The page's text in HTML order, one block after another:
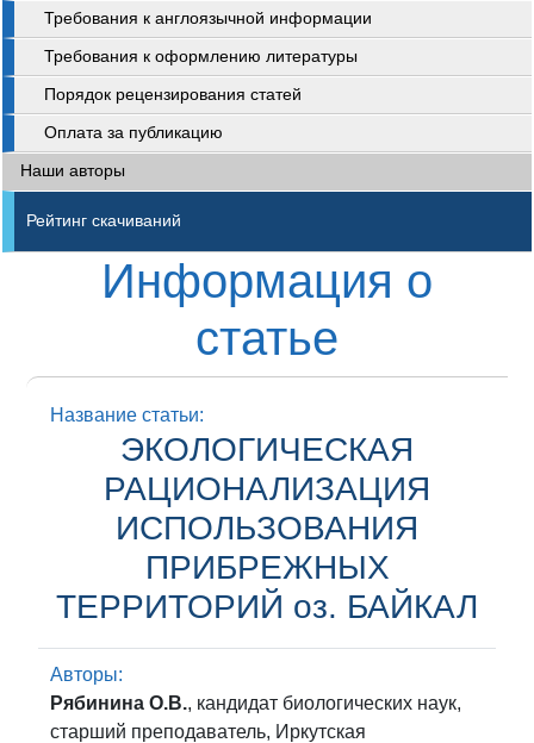
Требования к англоязычной информации
Требования к оформлению литературы
Порядок рецензирования статей
Оплата за публикацию
Наши авторы
Рейтинг скачиваний
Информация о
статье
Название статьи:
ЭКОЛОГИЧЕСКАЯ
РАЦИОНАЛИЗАЦИЯ
ИСПОЛЬЗОВАНИЯ
ПРИБРЕЖНЫХ
ТЕРРИТОРИЙ оз. БАЙКАЛ
Авторы:
Рябинина О.В., кандидат биологических наук,
старший преподаватель, Иркутская